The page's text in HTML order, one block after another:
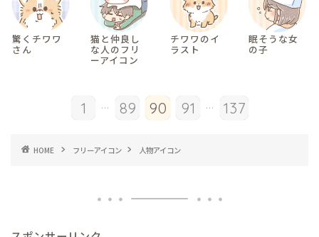
驚くチワワ
さん
猫と仲良し
な人のフリ
ーアイコン
チワワのイ
ラスト
眠そうな女
の子
1 ... 89 90 91 ... 137
HOME フリーアイコン 人物アイコン